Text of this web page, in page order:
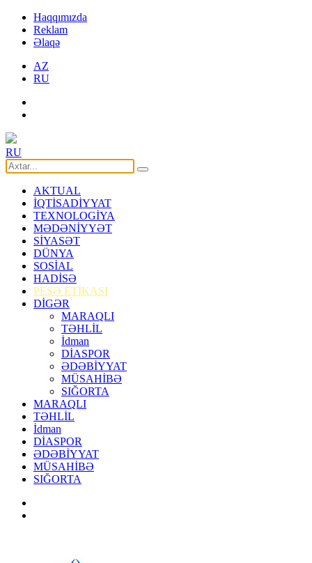
Haqqımızda
Reklam
Əlaqə
AZ
RU
RU
AKTUAL
İQTİSADİYYAT
TEXNOLOGİYA
MƏDƏNİYYƏT
SİYASƏT
DÜNYA
SOSİAL
HADİSƏ
PEŞƏ ETİKASI
DİGƏR
MARAQLI
TƏHLİL
İdman
DİASPOR
ƏDƏBİYYAT
MÜSAHİBƏ
SIĞORTA
MARAQLI
TƏHLİL
İdman
DİASPOR
ƏDƏBİYYAT
MÜSAHİBƏ
SIĞORTA